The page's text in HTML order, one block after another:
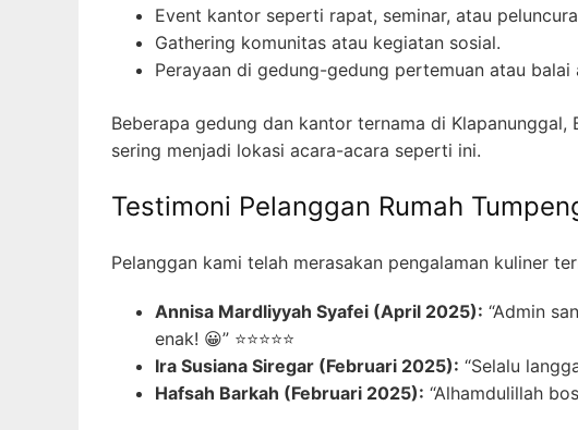
Event kantor seperti rapat, seminar, atau
Gathering komunitas atau kegiatan sosial.
Perayaan di gedung-gedung pertemuan atau balai
Beberapa gedung dan kantor ternama di
sering menjadi lokasi acara-acara seperti ini.
Testimoni Pelanggan Rumah
Pelanggan kami telah merasakan pengalaman kuliner
Annisa Mardliyyah Syafei (April 2025): “Admin
enak! 😀” ⭐⭐⭐⭐⭐
Ira Susiana Siregar (Februari 2025): “Selalu
Hafsah Barkah (Februari 2025): “Alhamdulillah